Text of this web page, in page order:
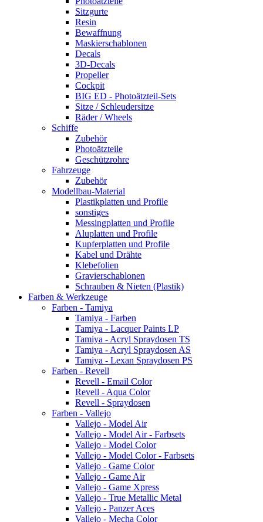
Sitzgurte
Resin
Bewaffnung
Maskierschablonen
Decals
3D-Decals
Propeller
Cockpit
BIG ED - Photoätzteil-Sets
Sitze / Schleudersitze
Räder / Wheels
Schiffe
Zubehör
Photoätzteile
Geschützrohre
Fahrzeuge
Zubehör
Modellbau-Material
Plastikplatten und Profile
sonstiges
Messingplatten und Profile
Aluplatten und Profile
Kupferplatten und Profile
Kabel und Drähte
Klebefolien
Gravierschablonen
Schrauben & Nieten (Plastik)
Farben & Werkzeuge
Farben - Tamiya
Tamiya - Farben
Tamiya - Lacquer Paints LP
Tamiya - Acryl Spraydosen TS
Tamiya - Acryl Spraydosen AS
Tamiya - Lexan Spraydosen PS
Farben - Revell
Revell - Email Color
Revell - Aqua Color
Revell - Spraydosen
Farben - Vallejo
Vallejo - Model Air
Vallejo - Model Air - Farbsets
Vallejo - Model Color
Vallejo - Model Color - Farbsets
Vallejo - Game Color
Vallejo - Game Air
Vallejo - Game Xpress
Vallejo - True Metallic Metal
Vallejo - Panzer Aces
Vallejo - Mecha Color